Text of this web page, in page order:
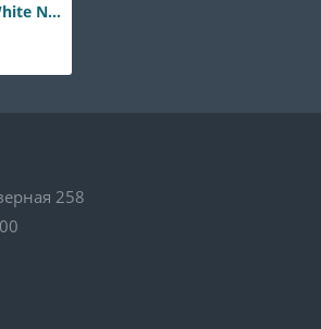
Nike Air Force 1 White New
258